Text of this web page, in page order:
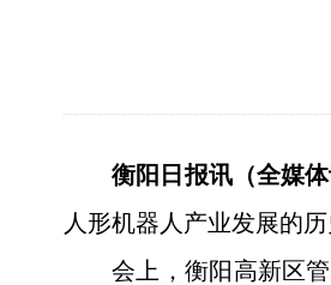
衡阳日报讯（全媒体
人形机器人产业发展的
会上，衡阳高新区